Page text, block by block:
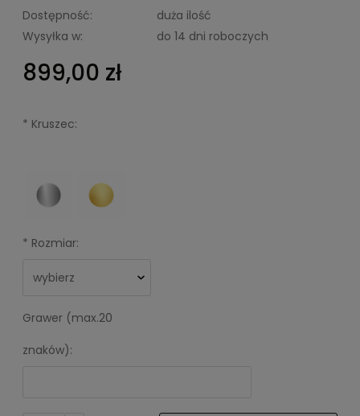
Dostępność:
duża ilość
Wysyłka w:
do 14 dni roboczych
899,00 zł
* Kruszec:
* Rozmiar:
Grawer (max.20
znaków):